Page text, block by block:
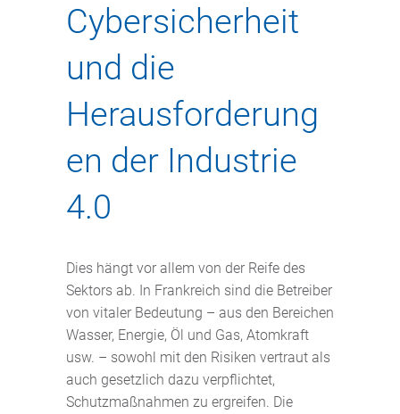
Cybersicherheit
und die
Herausforderung
en der Industrie
4.0
Dies hängt vor allem von der Reife des
Sektors ab. In Frankreich sind die Betreiber
von vitaler Bedeutung – aus den Bereichen
Wasser, Energie, Öl und Gas, Atomkraft
usw. – sowohl mit den Risiken vertraut als
auch gesetzlich dazu verpflichtet,
Schutzmaßnahmen zu ergreifen. Die